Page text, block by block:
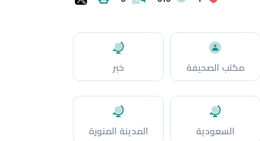
مكتب الصحيفة خبر
السعودية المدينة المنورة